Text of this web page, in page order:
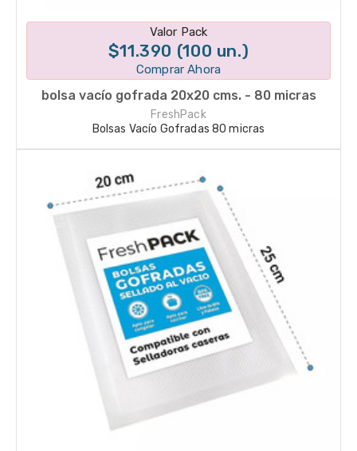
Disponible en 1 variantes
Valor Pack
$11.390 (100 un.)
Comprar Ahora
bolsa vacío gofrada 20x20 cms. - 80 micras
FreshPack
Bolsas Vacío Gofradas 80 micras